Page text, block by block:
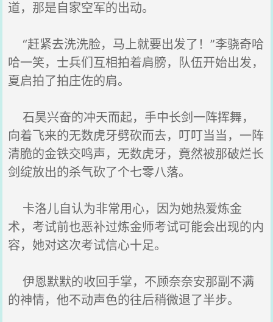
道，那是自家空军的出动。
“赶紧去洗洗脸，马上就要出发了！”李骁奇哈
哈一笑，士兵们互相拍着肩膀，队伍开始出发，
夏启拍了拍庄佐的肩。
石昊兴奋的冲天而起，手中长剑一阵挥舞，
向着飞来的无数虎牙劈砍而去，叮叮当当，一阵
清脆的金铁交鸣声，无数虎牙，竟然被那破烂长
剑绽放出的杀气砍了个七零八落。
卡洛儿自认为非常用心，因为她热爱炼金
术，考试前也恶补过炼金师考试可能会出现的内
容，她对这次考试信心十足。
伊恩默默的收回手掌，不顾奈奈安那副不满
的神情，他不动声色的往后稍微退了半步。